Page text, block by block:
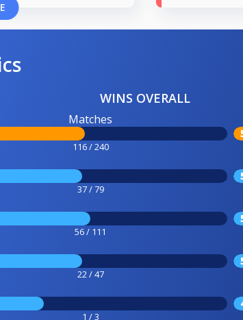
WINS OVERALL
Matches
116 / 240
37 / 79
56 / 111
22 / 47
1 / 3